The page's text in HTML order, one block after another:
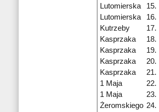
Lutomierska
15.
Lutomierska
16.
Kutrzeby
17.
Kasprzaka
18.
Kasprzaka
19.
Kasprzaka
20.
Kasprzaka
21.
1 Maja
22.
1 Maja
23.
Żeromskiego 24.